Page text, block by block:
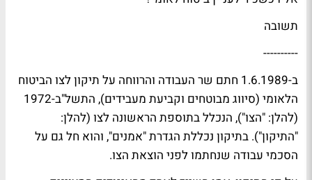
תשובה
----------
ב-1.6.1989 חתם שר העבודה והרווחה על תיקון לצו הביטוח
הלאומי (סיווג מבוטחים וקביעת מעבידים), התשל"ב-1972
(להלן: "הצו"), הנכלל בתוספת הראשונה לצו (להלן:
"התיקון"). בתיקון נכללת הגדרת "אמנים", והוא חל גם על
הסכמי עבודה שנחתמו לפני הוצאת הצו.